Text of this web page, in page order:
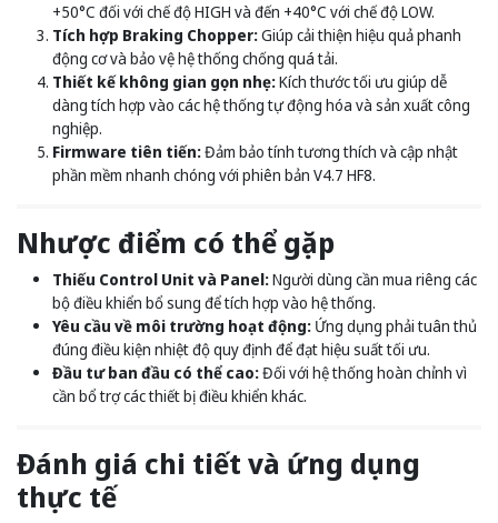
+50°C đối với chế độ HIGH và đến +40°C với chế độ LOW.
Tích hợp Braking Chopper:Giúp cải thiện hiệu quả phanh
động cơ và bảo vệ hệ thống chống quá tải.
Thiết kế không gian gọn nhẹ:Kích thước tối ưu giúp dễ
dàng tích hợp vào các hệ thống tự động hóa và sản xuất công
nghiệp.
Firmware tiên tiến:Đảm bảo tính tương thích và cập nhật
phần mềm nhanh chóng với phiên bản V4.7 HF8.
Nhược điểm có thể gặp
Thiếu Control Unit và Panel:Người dùng cần mua riêng các
bộ điều khiển bổ sung để tích hợp vào hệ thống.
Yêu cầu về môi trường hoạt động: Ứng dụng phải tuân thủ
đúng điều kiện nhiệt độ quy định để đạt hiệu suất tối ưu.
Đầu tư ban đầu có thể cao:Đối với hệ thống hoàn chỉnh vì
cần bổ trợ các thiết bị điều khiển khác.
Đánh giá chi tiết và ứng dụng
thực tế